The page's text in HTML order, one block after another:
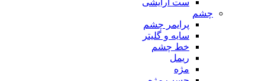
ست آرایشی
چشم
پرایمر چشم
سایه و گلیتر
خط چشم
ریمل
مژه